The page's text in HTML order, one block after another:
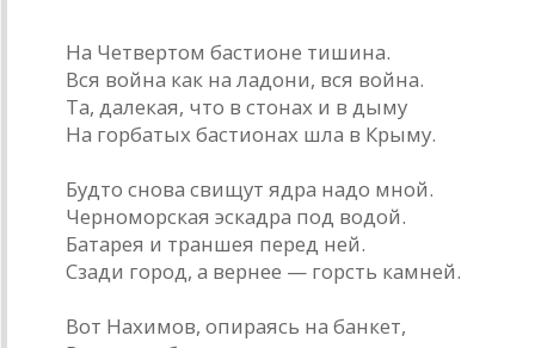
На Четвертом бастионе тишина.
Вся война как на ладони, вся война.
Та, далекая, что в стонах и в дыму
На горбатых бастионах шла в Крыму.
Будто снова свищут ядра надо мной.
Черноморская эскадра под водой.
Батарея и траншея перед ней.
Сзади город, а вернее — горсть камней.
Вот Нахимов, опираясь на банкет,